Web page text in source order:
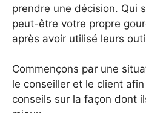
prendre une décision. Qui
peut-être votre propre
après avoir utilisé leurs
Commençons par une
le conseiller et le client
conseils sur la façon dont